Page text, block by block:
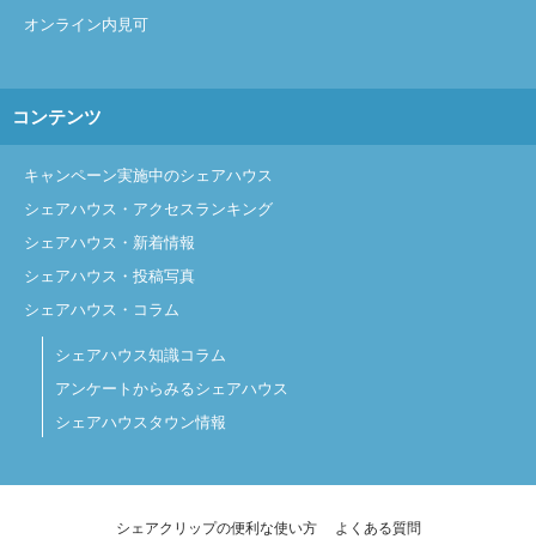
オンライン内見可
コンテンツ
キャンペーン実施中のシェアハウス
シェアハウス・アクセスランキング
シェアハウス・新着情報
シェアハウス・投稿写真
シェアハウス・コラム
シェアハウス知識コラム
アンケートからみるシェアハウス
シェアハウスタウン情報
シェアクリップの便利な使い方 よくある質問